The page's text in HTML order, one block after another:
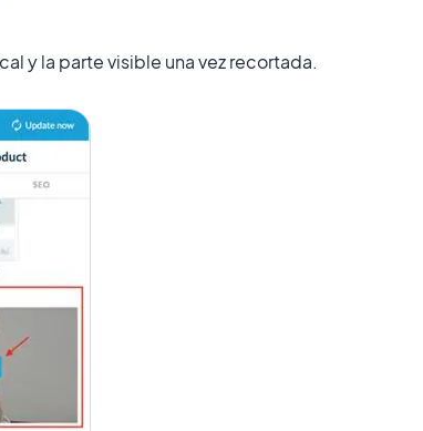
y la parte visible una vez recortada.